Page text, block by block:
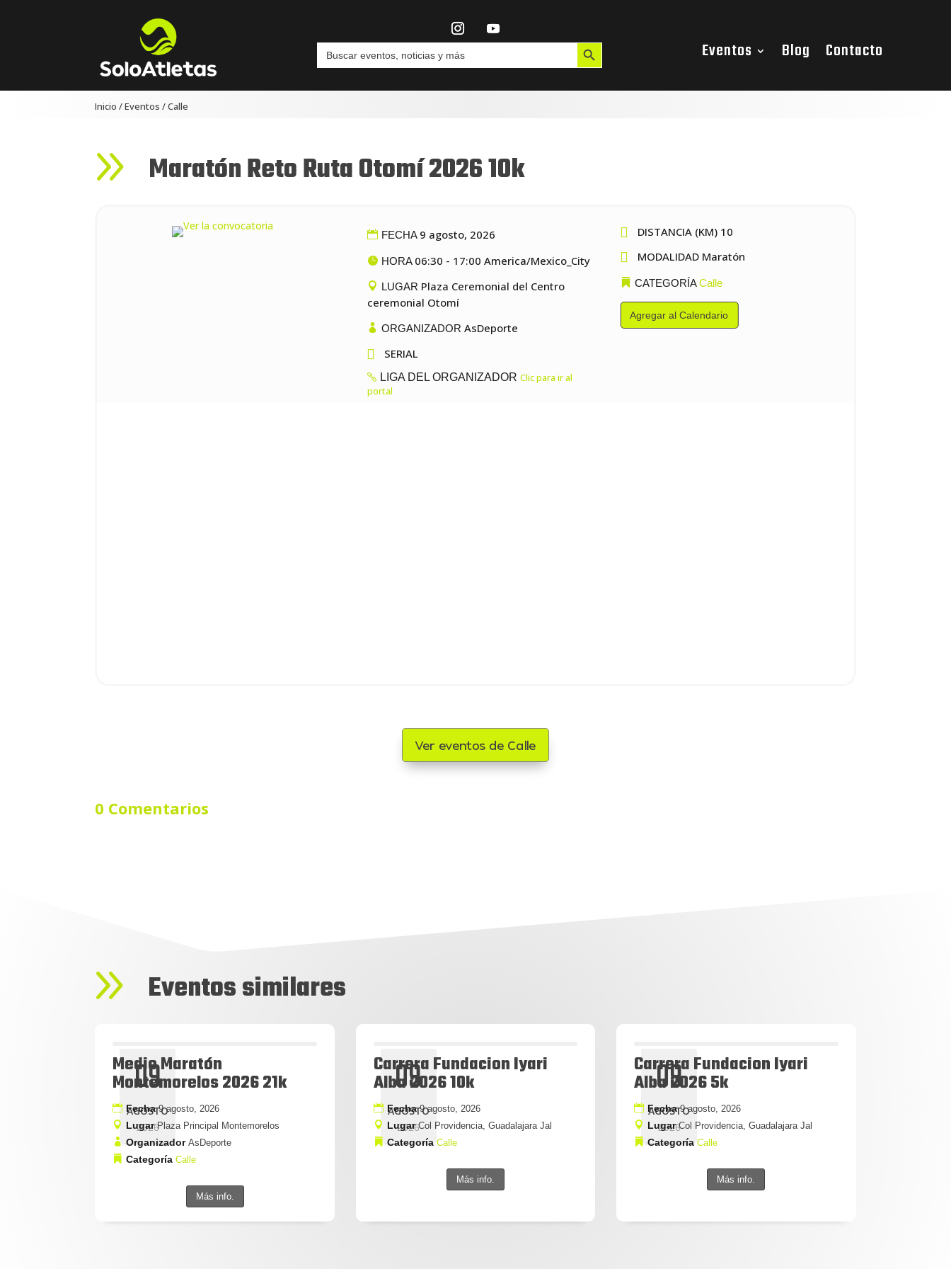
Buscar: Botón de búsqueda Eventos Blog Contacto
Inicio /Eventos /Calle
9 Maratón Reto Ruta Otomí 2026 10k
FECHA 9 agosto, 2026
HORA 06:30 - 17:00 America/Mexico_City
LUGAR Plaza Ceremonial del Centro
ceremonial Otomí
ORGANIZADOR AsDeporte
 SERIAL
LIGA DEL ORGANIZADOR Clic para ir al
portal
 DISTANCIA (KM) 10
 MODALIDAD Maratón
CATEGORÍACalle
Agregar al Calendario
Ver eventos de Calle
0 Comentarios
9 Eventos similares
09
AGOSTO
2026
Medio Maratón
Montemorelos 2026 21k
Fecha9 agosto, 2026
LugarPlaza Principal Montemorelos
OrganizadorAsDeporte
CategoríaCalle
Más info.
09
AGOSTO
2026
Carrera Fundacion Iyari
Alba 2026 10k
Fecha9 agosto, 2026
LugarCol Providencia, Guadalajara Jal
Categoría Calle
Más info.
09
AGOSTO
2026
Carrera Fundacion Iyari
Alba 2026 5k
Fecha9 agosto, 2026
LugarCol Providencia, Guadalajara Jal
CategoríaCalle
Más info.